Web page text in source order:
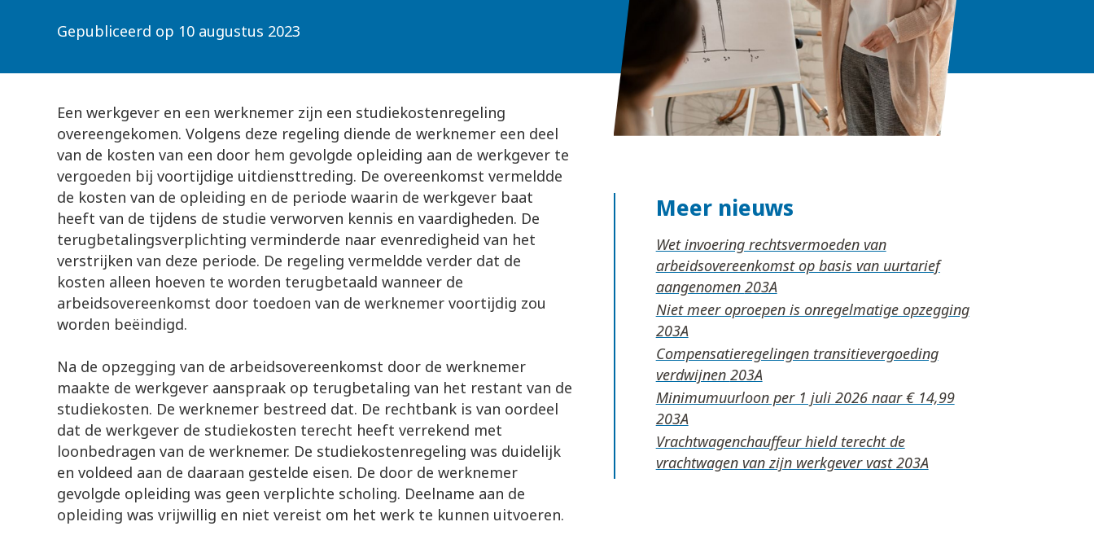
Gepubliceerd op 10 augustus 2023
Een werkgever en een werknemer zijn een studiekostenregeling
overeengekomen. Volgens deze regeling diende de werknemer een deel
van de kosten van een door hem gevolgde opleiding aan de werkgever te
vergoeden bij voortijdige uitdiensttreding. De overeenkomst vermeldde
de kosten van de opleiding en de periode waarin de werkgever baat
heeft van de tijdens de studie verworven kennis en vaardigheden. De
terugbetalingsverplichting verminderde naar evenredigheid van het
verstrijken van deze periode. De regeling vermeldde verder dat de
kosten alleen hoeven te worden terugbetaald wanneer de
arbeidsovereenkomst door toedoen van de werknemer voortijdig zou
worden beëindigd.
Na de opzegging van de arbeidsovereenkomst door de werknemer
maakte de werkgever aanspraak op terugbetaling van het restant van de
studiekosten. De werknemer bestreed dat. De rechtbank is van oordeel
dat de werkgever de studiekosten terecht heeft verrekend met
loonbedragen van de werknemer. De studiekostenregeling was duidelijk
en voldeed aan de daaraan gestelde eisen. De door de werknemer
gevolgde opleiding was geen verplichte scholing. Deelname aan de
opleiding was vrijwillig en niet vereist om het werk te kunnen uitvoeren.
Meer nieuws
Wet invoering rechtsvermoeden van
arbeidsovereenkomst op basis van uurtarief
aangenomen
Niet meer oproepen is onregelmatige opzegging
Compensatieregelingen transitievergoeding
verdwijnen
Minimumuurloon per 1 juli 2026 naar € 14,99
Vrachtwagenchauffeur hield terecht de
vrachtwagen van zijn werkgever vast